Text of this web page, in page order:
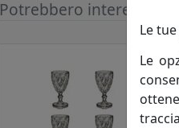
Potrebbero interessarti
Le
Le